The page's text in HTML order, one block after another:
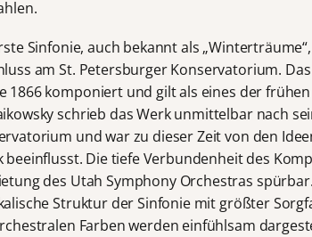
Sinfonie, auch bekannt als
am St. Petersburger Konservatorium.
1866 komponiert und gilt als eines der
schrieb das Werk unmittelbar nach
und war zu dieser Zeit von den
beeinflusst. Die tiefe Verbundenheit des
des Utah Symphony Orchestras
Struktur der Sinfonie mit größter
Farben werden einfühlsam